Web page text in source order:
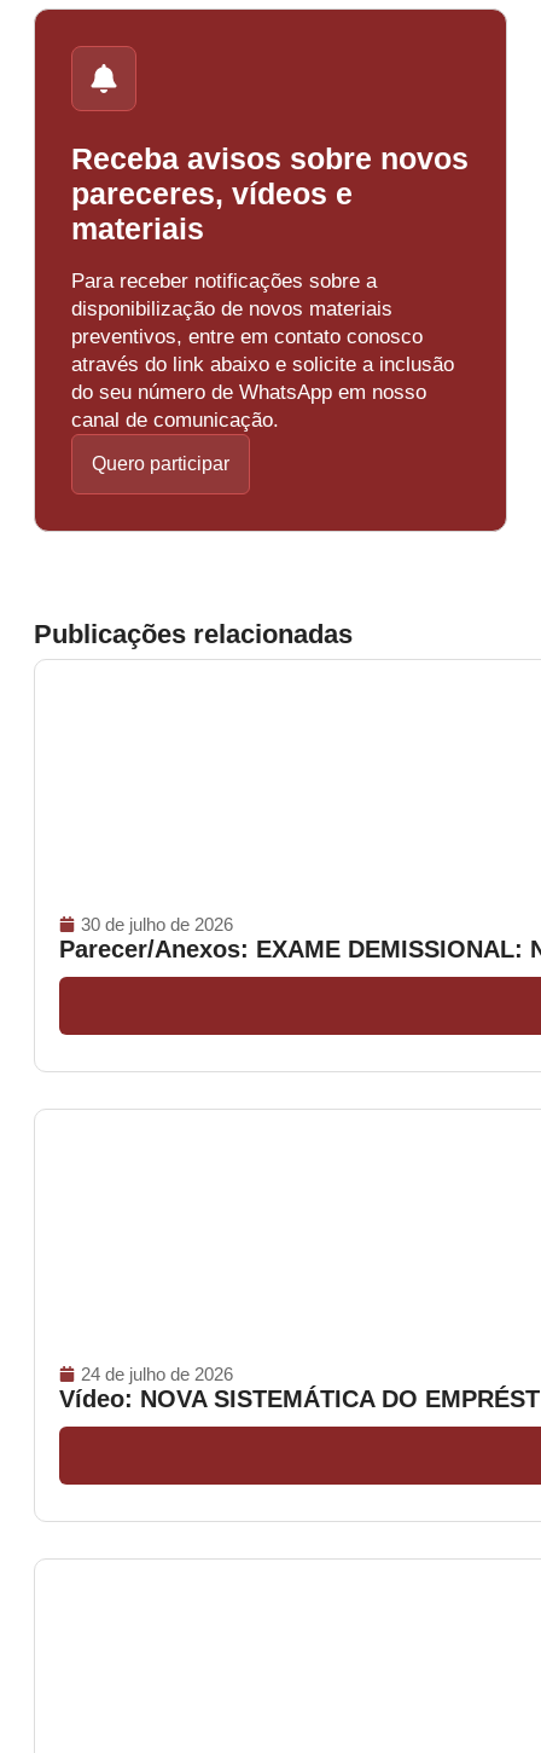
Receba avisos sobre novos
pareceres, vídeos e
materiais
Para receber notificações sobre a
disponibilização de novos materiais
preventivos, entre em contato conosco
através do link abaixo e solicite a inclusão
do seu número de WhatsApp em nosso
canal de comunicação.
Quero participar
Publicações relacionadas
30 de julho de 2026
Parecer/Anexos: EXAME DEMISSIONAL:
24 de julho de 2026
Vídeo: NOVA SISTEMÁTICA DO